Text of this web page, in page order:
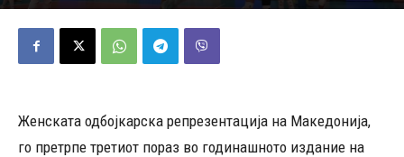
Објавено од Д.Т. - 12/06/2026 510
Женската одбојкарска репрезентација на Македонија,
го претрпе третиот пораз во годинашното издание на